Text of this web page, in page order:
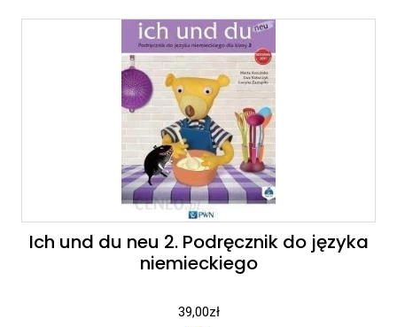
Ich und du neu 2. Podręcznik do języka
niemieckiego
39,00zł